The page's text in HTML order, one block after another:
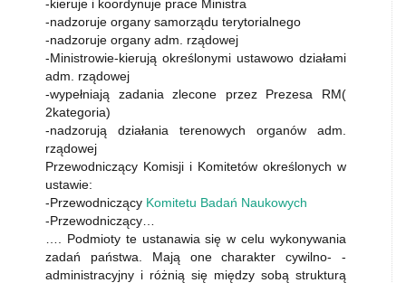
-kieruje i koordynuje prace Ministra
-nadzoruje organy samorządu terytorialnego
-nadzoruje organy adm. rządowej
-Ministrowie-kierują określonymi ustawowo działami
adm. rządowej
-wypełniają zadania zlecone przez Prezesa RM(
2kategoria)
-nadzorują działania terenowych organów adm.
rządowej
Przewodniczący Komisji i Komitetów określonych w
ustawie:
-Przewodniczący Komitetu Badań Naukowych
-Przewodniczący…
…. Podmioty te ustanawia się w celu wykonywania
zadań państwa. Mają one charakter cywilno- -
administracyjny i różnią się między sobą strukturą